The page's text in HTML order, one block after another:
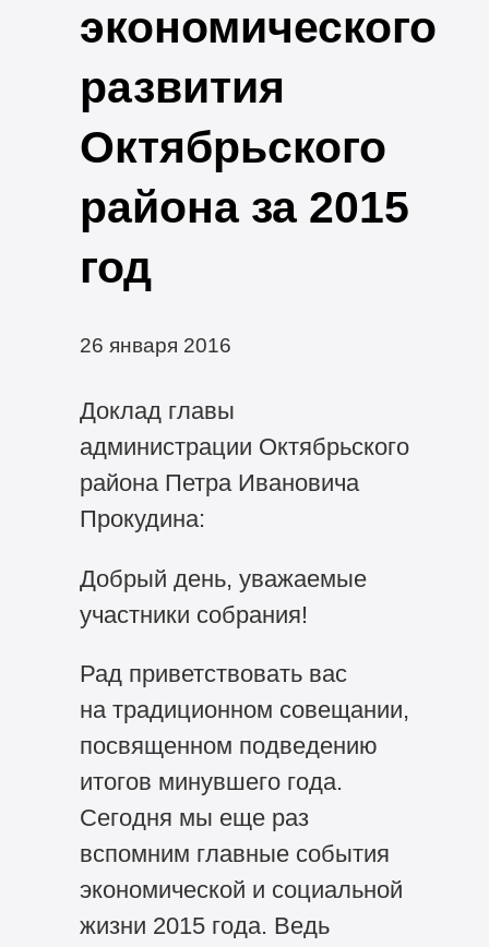
экономического
развития
Октябрьского
района за 2015
год
26 января 2016
Доклад главы
администрации Октябрьского
района Петра Ивановича
Прокудина:
Добрый день, уважаемые
участники собрания!
Рад приветствовать вас
на традиционном совещании,
посвященном подведению
итогов минувшего года.
Сегодня мы еще раз
вспомним главные события
экономической и социальной
жизни 2015 года. Ведь